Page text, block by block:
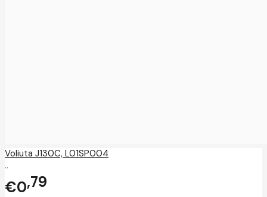
Voliuta J130C, L01SP004
..
€0 79